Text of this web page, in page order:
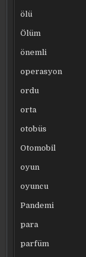
ölü
Ölüm
önemli
operasyon
ordu
orta
otobüs
Otomobil
oyun
oyuncu
Pandemi
para
parfüm